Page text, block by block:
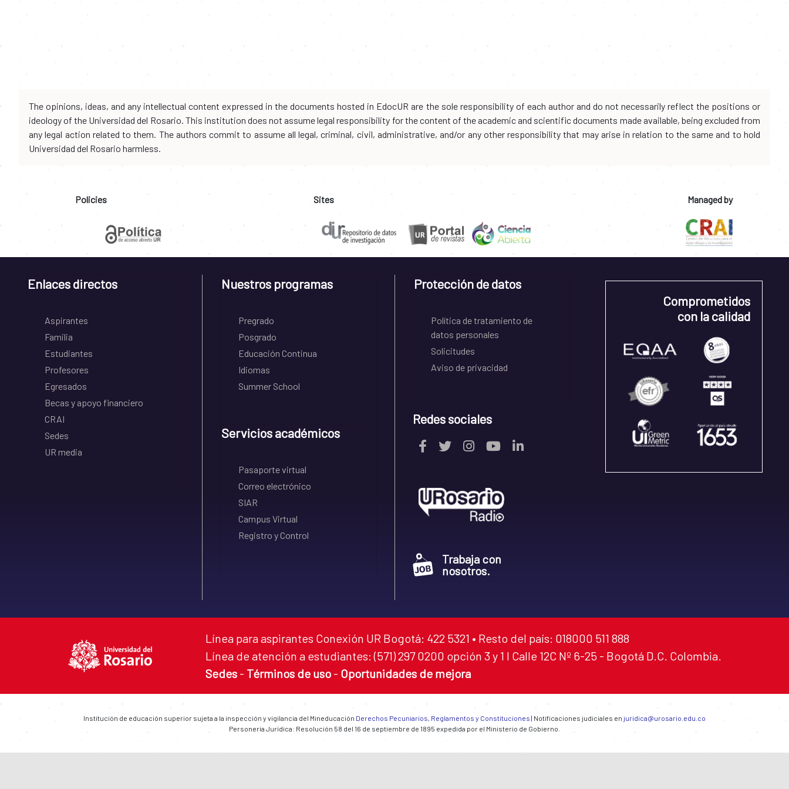
The opinions, ideas, and any intellectual content expressed in the documents hosted in EdocUR are the sole responsibility of each author and do not necessarily reflect the positions or
ideology of the Universidad del Rosario. This institution does not assume legal responsibility for the content of the academic and scientific documents made available, being excluded from
any legal action related to them. The authors commit to assume all legal, criminal, civil, administrative, and/or any other responsibility that may arise in relation to the same and to hold
Universidad del Rosario harmless.
Policies Sites Managed by
Enlaces directos
Aspirantes
Familia
Estudiantes
Profesores
Egresados
Becas y apoyo financiero
CRAI
Sedes
UR media
Nuestros programas
Pregrado
Posgrado
Educación Continua
Idiomas
Summer School
Servicios académicos
Pasaporte virtual
Correo electrónico
SIAR
Campus Virtual
Registro y Control
Protección de datos
Política de tratamiento de
datos personales
Solicitudes
Aviso de privacidad
Redes sociales
Trabaja con
nosotros.
Comprometidos
con la calidad
Línea para aspirantes Conexión UR Bogotá: 422 5321 • Resto del país: 018000 511 888
Línea de atención a estudiantes: (571) 297 0200 opción 3 y 1 I Calle 12C Nº 6-25 - Bogotá D.C. Colombia.
Sedes - Términos de uso - Oportunidades de mejora
Institución de educación superior sujeta a la inspección y vigilancia del Mineducación Derechos Pecuniarios, Reglamentos y Constituciones | Notificaciones judiciales en juridica@urosario.edu.co
Personería Jurídica: Resolución 58 del 16 de septiembre de 1895 expedida por el Ministerio de Gobierno.